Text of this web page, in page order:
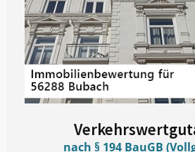
nach § 194 BauGB